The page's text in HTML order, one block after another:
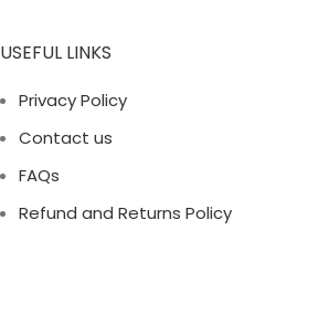
USEFUL LINKS
Privacy Policy
Contact us
FAQs
Refund and Returns Policy